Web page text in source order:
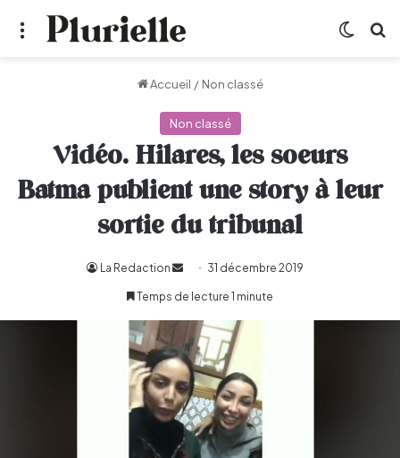
Menu
Accueil / Non classé
Non classé
Vidéo. Hilares, les soeurs
Batma publient une story à leur
sortie du tribunal
La Redaction
Envoyer
un
31 décembre 2019
Temps de lecture 1 minute